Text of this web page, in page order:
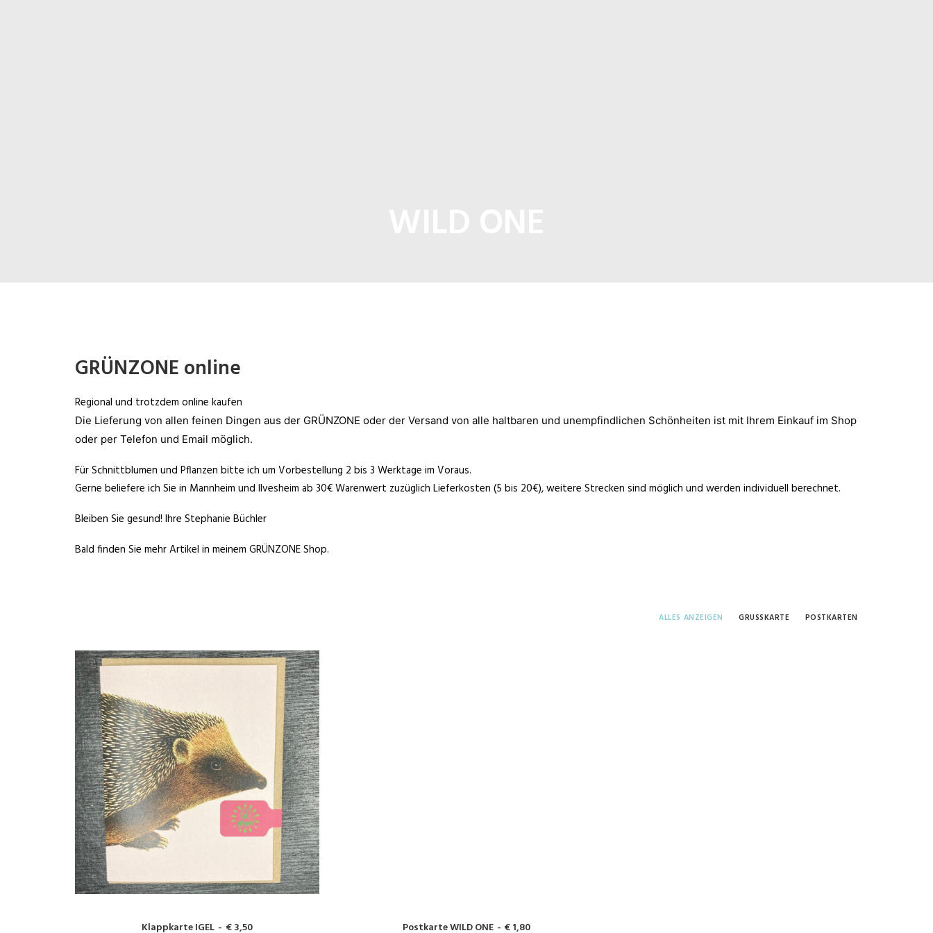
GRÜNZONE online
Regional und trotzdem online kaufen
Die Lieferung von allen feinen Dingen aus der GRÜNZONE oder der Versand von alle haltbaren und unempfindlichen Schönheiten ist mit Ihrem Einkauf im Shop
oder per Telefon und Email möglich.
Für Schnittblumen und Pflanzen bitte ich um Vorbestellung 2 bis 3 Werktage im Voraus.
Gerne beliefere ich Sie in Mannheim und Ilvesheim ab 30€ Warenwert zuzüglich Lieferkosten (5 bis 20€), weitere Strecken sind möglich und werden individuell berechnet.
Bleiben Sie gesund! Ihre Stephanie Büchler
Bald finden Sie mehr Artikel in meinem GRÜNZONE Shop.
ALLES ANZEIGEN GRUSSKARTE POSTKARTEN
IN DEN WARENKORB
Klappkarte IGEL €3,50 IN DEN WARENKORB
Postkarte WILD ONE €1,80